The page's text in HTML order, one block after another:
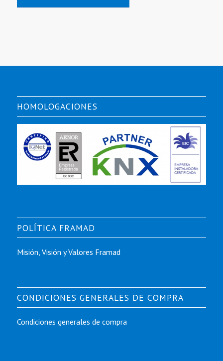
HOMOLOGACIONES
POLÍTICA FRAMAD
Misión, Visión y Valores Framad
CONDICIONES GENERALES DE COMPRA
Condiciones generales de compra